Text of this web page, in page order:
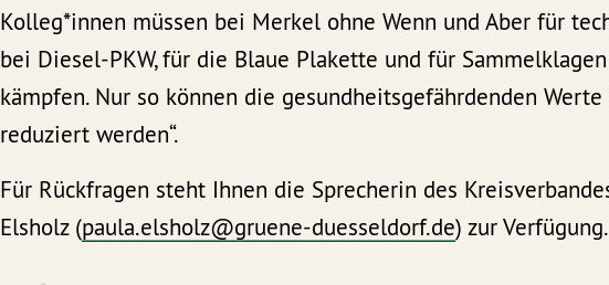
Kolleg*innen müssen bei Merkel ohne Wenn und Aber für
bei Diesel-PKW, für die Blaue Plakette und für
kämpfen. Nur so können die gesundheitsgefährdenden
reduziert werden“.
Für Rückfragen steht Ihnen die Sprecherin des
Elsholz (paula.elsholz@gruene-duesseldorf.de) zur Verfügung.